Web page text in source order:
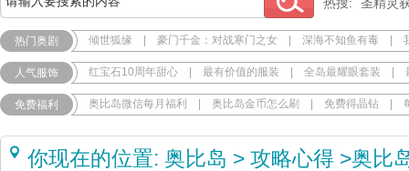
热门奥剧 倾世狐缘 豪门千金：对战寒门之女 深海不知鱼有毒
人气服饰 红宝石10周年甜心 最有价值的服装 全岛最耀眼套装
免费福利 奥比岛微信每月福利 奥比岛金币怎么刷 免费得晶钻
你现在的位置: 奥比岛 > 攻略心得 >奥比